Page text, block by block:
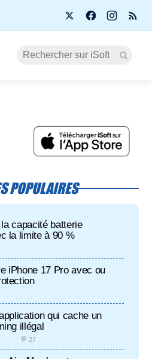
POPULAIRES
capacité batterie
la limite à 90 %
iPhone 17 Pro avec ou
qui cache un
illégal
💬 27